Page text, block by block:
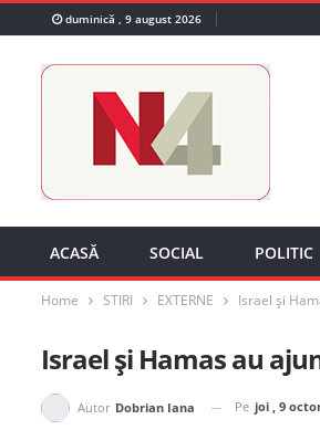
duminică , 9 august 2026
ACASĂ SOCIAL POLITIC
Home STIRI EXTERNE Israel și
Israel și Hamas au
Autor Dobrian Iana Pe joi , 9